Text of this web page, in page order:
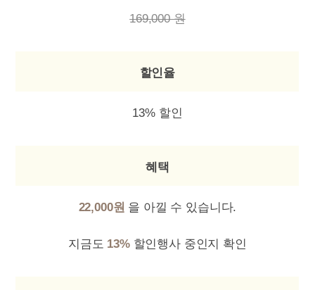
169,000 원
할인율
13% 할인
혜택
22,000원 을 아낄 수 있습니다.
지금도 13%할인행사 중인지 확인